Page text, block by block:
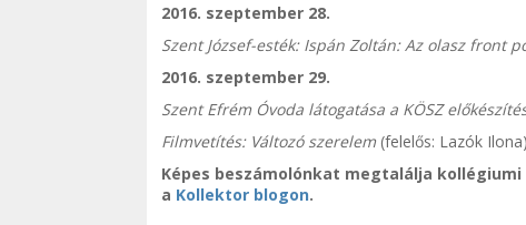
2016. szeptember 28.
Szent József-esték: Ispán Zoltán: Az olasz front
2016. szeptember 29.
Szent Efrém Óvoda látogatása a KÖSZ
Filmvetítés: Változó szerelem (felelős: Lazók Ilona)
Képes beszámolónkat megtalálja
a Kollektor blogon.